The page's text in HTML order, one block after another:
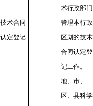
技术合同
认定登记
术行政部门
管理本行政
区划的技术
合同认定登
记工作。
地、市、
区、县科学